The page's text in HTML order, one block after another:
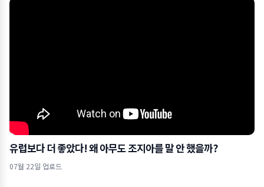
유럽보다 더 좋았다! 왜 아무도 조지아를 말 안 했을까?
07월 22일 업로드